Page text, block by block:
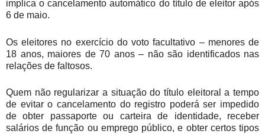
implica o cancelamento automático do título de eleitor após
6 de maio.
Os eleitores no exercício do voto facultativo – menores de
18 anos, maiores de 70 anos – não são identificados nas
relações de faltosos.
Quem não regularizar a situação do título eleitoral a tempo
de evitar o cancelamento do registro poderá ser impedido
de obter passaporte ou carteira de identidade, receber
salários de função ou emprego público, e obter certos tipos